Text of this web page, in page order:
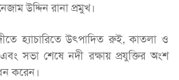
উদ্দিন রানা প্রমুখ।
হ্যাচারিতে উৎপাদিত রুই, কাতলা ও
সভা শেষে নদী রক্ষায় প্রযুক্তির অংশ
করেন।